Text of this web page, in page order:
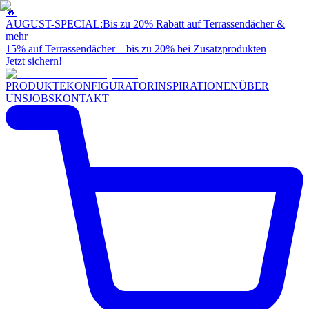
🔥
AUGUST-SPECIAL:Bis zu 20% Rabatt auf Terrassendächer &
mehr
15% auf Terrassendächer – bis zu 20% bei Zusatzprodukten
Jetzt sichern!
PRODUKTEKONFIGURATORINSPIRATIONENÜBER
UNSJOBSKONTAKT